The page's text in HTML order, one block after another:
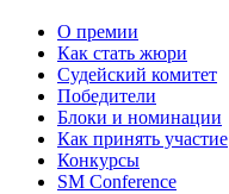
О премии
Как стать жюри
Судейский комитет
Победители
Блоки и номинации
Как принять участие
Конкурсы
SM Conference